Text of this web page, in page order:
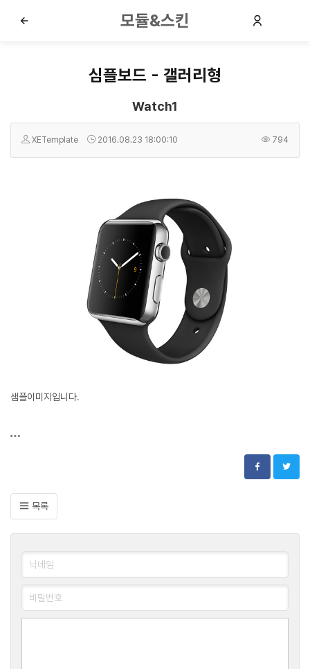
모듈&스킨
심플보드 - 갤러리형
Watch1
XETemplate 2016.08.23 18:00:10 794
샘플이미지입니다.
목록